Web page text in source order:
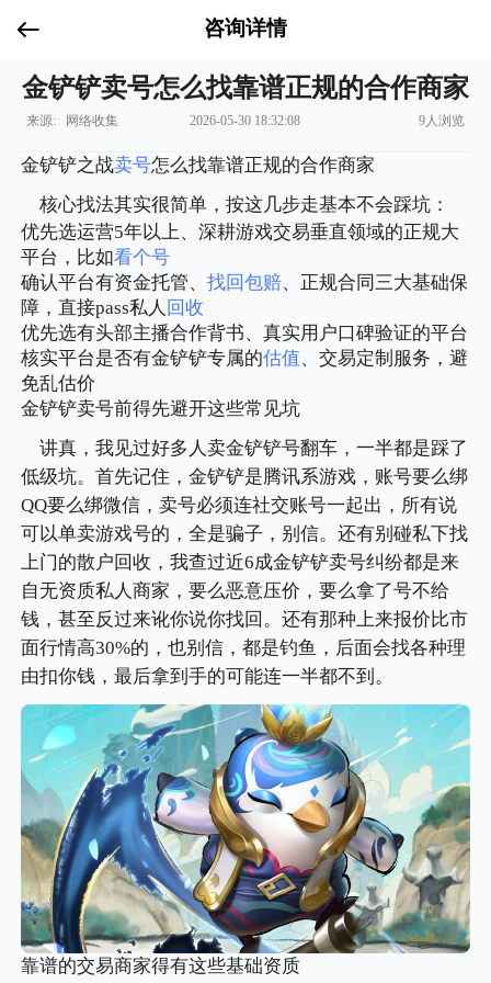
咨询详情
金铲铲卖号怎么找靠谱正规的合作商家
来源: 网络收集 2026-05-30 18:32:08 9人浏览
金铲铲之战卖号怎么找靠谱正规的合作商家
核心找法其实很简单，按这几步走基本不会踩坑：
优先选运营5年以上、深耕游戏交易垂直领域的正规大
平台，比如看个号
确认平台有资金托管、找回包赔、正规合同三大基础保
障，直接pass私人 回收
优先选有头部主播合作背书、真实用户口碑验证的平台
核实平台是否有金铲铲专属的估值、交易定制服务，避
免乱估价
金铲铲卖号前得先避开这些常见坑
讲真，我见过好多人卖金铲铲号翻车，一半都是踩了
低级坑。首先记住，金铲铲是腾讯系游戏，账号要么绑
QQ要么绑微信，卖号必须连社交账号一起出，所有说
可以单卖游戏号的，全是骗子，别信。还有别碰私下找
上门的散户回收，我查过近6成金铲铲卖号纠纷都是来
自无资质私人商家，要么恶意压价，要么拿了号不给
钱，甚至反过来讹你说你找回。还有那种上来报价比市
面行情高30%的，也别信，都是钓鱼，后面会找各种理
由扣你钱，最后拿到手的可能连一半都不到。
靠谱的交易商家得有这些基础资质